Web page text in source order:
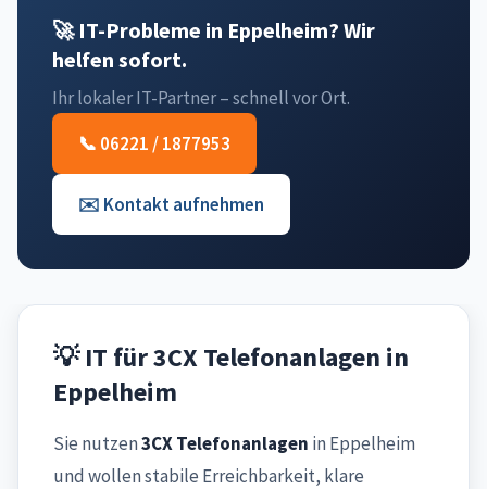
🚀 IT-Probleme in Eppelheim? Wir
helfen sofort.
Ihr lokaler IT-Partner – schnell vor Ort.
📞 06221 / 1877953
✉️ Kontakt aufnehmen
💡 IT für 3CX Telefonanlagen in
Eppelheim
Sie nutzen3CX Telefonanlagen in Eppelheim
und wollen stabile Erreichbarkeit, klare